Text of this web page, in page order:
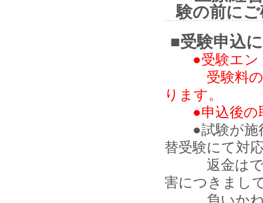
験の前に
■受験申込
●受験エ
受験料のお
ります。
●申込後
●試験が施行
替受験にて対
返金はでき
害につきまし
負いかねま